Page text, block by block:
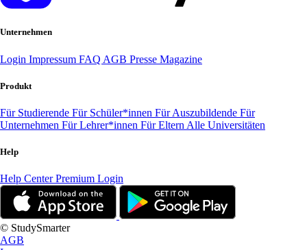
Unternehmen
Login Impressum FAQ AGB Presse Magazine
Produkt
Für Studierende Für Schüler*innen Für Auszubildende Für
Unternehmen Für Lehrer*innen Für Eltern Alle Universitäten
Help
Help CenterPremium Login
© StudySmarter
AGB